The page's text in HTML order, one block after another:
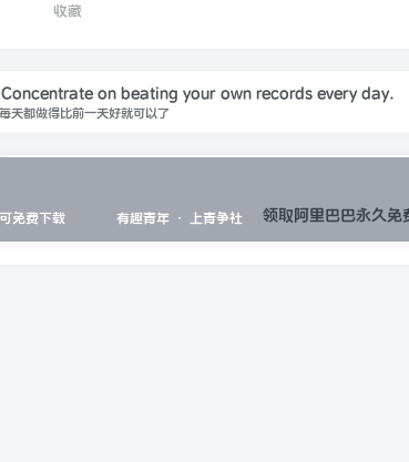
收藏
on beating your own records every day.
天都做得比前一天好就可以了
领取阿里巴巴永久免
免费下载 有趣青年 · 上青争社